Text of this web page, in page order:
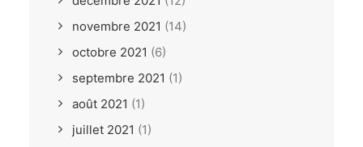
novembre 2021 (14)
octobre 2021 (6)
septembre 2021 (1)
août 2021 (1)
juillet 2021 (1)